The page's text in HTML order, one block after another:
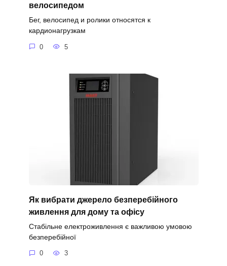
велосипедом
Бег, велосипед и ролики относятся к
кардионагрузкам
0 5
Як вибрати джерело безперебійного
живлення для дому та офісу
Стабільне електроживлення є важливою умовою
безперебійної
0 3